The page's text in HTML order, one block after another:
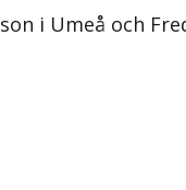
i Umeå och